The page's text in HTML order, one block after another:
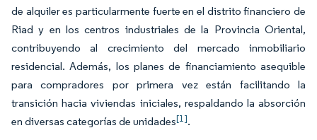
de alquiler es particularmente fuerte en el distrito financiero de
Riad y en los centros industriales de la Provincia Oriental,
contribuyendo al crecimiento del mercado inmobiliario
residencial. Además, los planes de financiamiento asequible
para compradores por primera vez están facilitando la
transición hacia viviendas iniciales, respaldando la absorción
en diversas categorías de unidades[1].